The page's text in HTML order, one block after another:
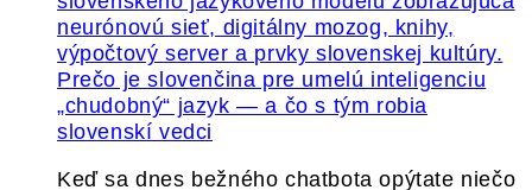
Prečo je slovenčina pre umelú inteligenciu
„chudobný“ jazyk — a čo s tým robia
slovenskí vedci
Keď sa dnes bežného chatbota opýtate niečo